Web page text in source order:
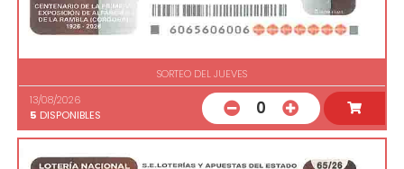
SORTEO DEL JUEVES
13/08/2026
5 DISPONIBLES 0